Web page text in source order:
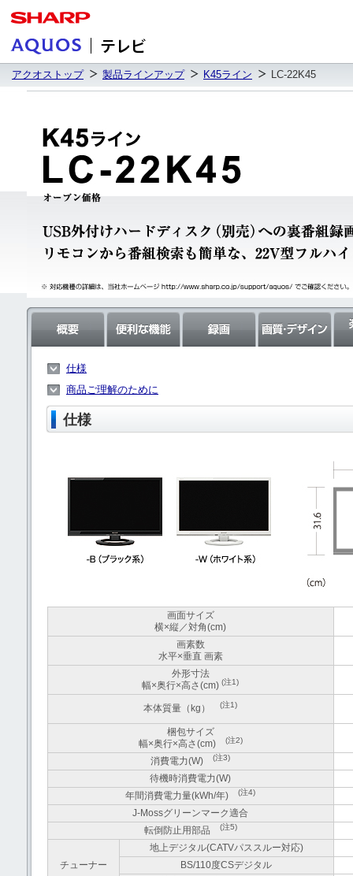
アクオストップ 製品ラインアップ K45ライン LC-22K45
仕様
商品ご理解のために
仕様
画面サイズ
横×縦／対角(cm)
画素数
水平×垂直 画素
外形寸法
幅×奥行×高さ(cm)(注1)
本体質量（kg）(注1)
梱包サイズ
幅×奥行×高さ(cm)
(注2)
消費電力(W)(注3)
待機時消費電力(W)
年間消費電力量(kWh/年)(注4)
J-Mossグリーンマーク適合
転倒防止用部品
(注5)
チューナー
地上デジタル(CATVパススルー対応)
BS/110度CSデジタル